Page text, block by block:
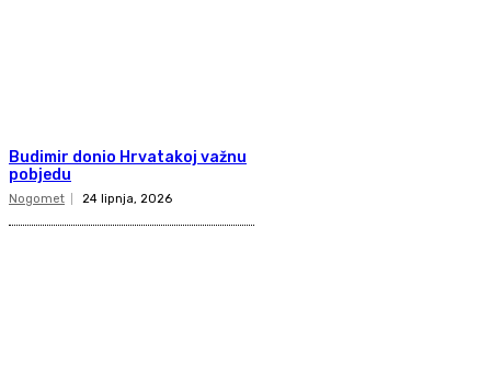
Budimir donio Hrvatakoj važnu
pobjedu
Nogomet 24 lipnja, 2026